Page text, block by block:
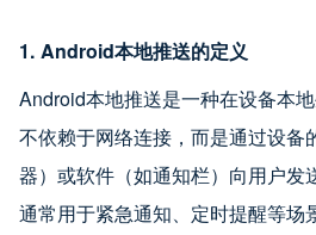
1. Android本地推送的定义
Android本地推送是一种在设备本
不依赖于网络连接，而是通过设备
器）或软件（如通知栏）向用户发
通常用于紧急通知、定时提醒等场